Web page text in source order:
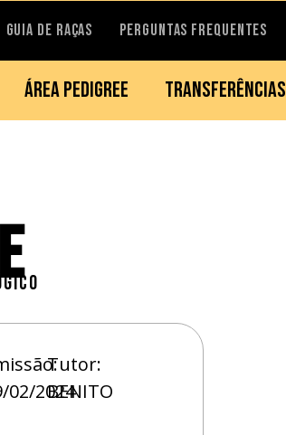
GUIA DE RAÇAS PERGUNTAS FREQUENTES
ÁREA PEDIGREE TRANSFERÊNCIAS
02/2024
Tutor:
BENITO